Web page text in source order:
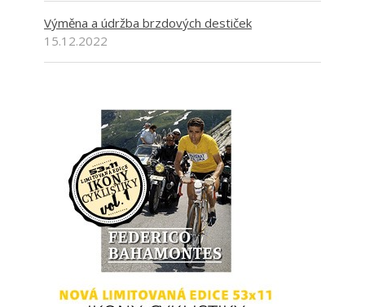
Výměna a údržba brzdových destiček
15.12.2022